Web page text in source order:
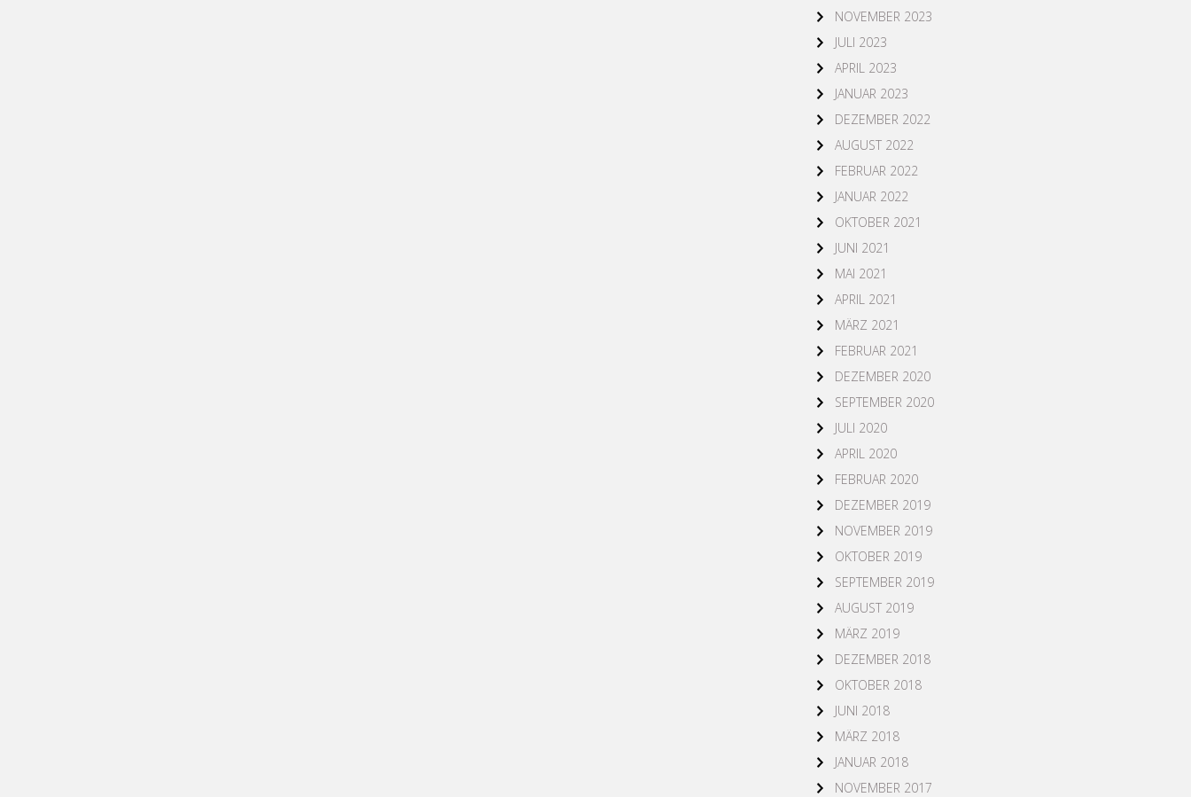
NOVEMBER 2023
JULI 2023
APRIL 2023
JANUAR 2023
DEZEMBER 2022
AUGUST 2022
FEBRUAR 2022
JANUAR 2022
OKTOBER 2021
JUNI 2021
MAI 2021
APRIL 2021
MÄRZ 2021
FEBRUAR 2021
DEZEMBER 2020
SEPTEMBER 2020
JULI 2020
APRIL 2020
FEBRUAR 2020
DEZEMBER 2019
NOVEMBER 2019
OKTOBER 2019
SEPTEMBER 2019
AUGUST 2019
MÄRZ 2019
DEZEMBER 2018
OKTOBER 2018
JUNI 2018
MÄRZ 2018
JANUAR 2018
NOVEMBER 2017